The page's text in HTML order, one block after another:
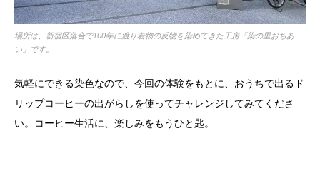
場所は、新宿区落合で100年に渡り着物の反物を染めてきた工房「染の里おちあ
い」です。
気軽にできる染色なので、今回の体験をもとに、おうちで出るド
リップコーヒーの出がらしを使ってチャレンジしてみてくださ
い。コーヒー生活に、楽しみをもうひと匙。